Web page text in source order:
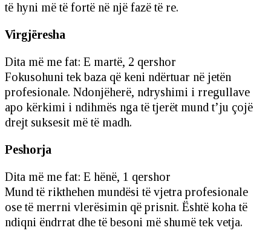
të hyni më të fortë në një fazë të re.
Virgjëresha
Dita më me fat: E martë, 2 qershor
Fokusohuni tek baza që keni ndërtuar në jetën
profesionale. Ndonjëherë, ndryshimi i rregullave
apo kërkimi i ndihmës nga të tjerët mund t’ju çojë
drejt suksesit më të madh.
Peshorja
Dita më me fat: E hënë, 1 qershor
Mund të rikthehen mundësi të vjetra profesionale
ose të merrni vlerësimin që prisnit. Është koha të
ndiqni ëndrrat dhe të besoni më shumë tek vetja.